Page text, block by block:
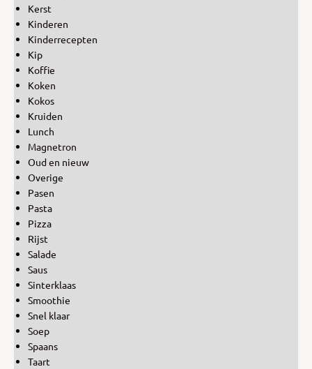
Kerst
Kinderen
Kinderrecepten
Kip
Koffie
Koken
Kokos
Kruiden
Lunch
Magnetron
Oud en nieuw
Overige
Pasen
Pasta
Pizza
Rijst
Salade
Saus
Sinterklaas
Smoothie
Snel klaar
Soep
Spaans
Taart